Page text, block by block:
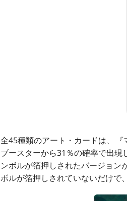
全45種類のアート・カードは、
ブースターから31％の確率で出
ンボルが箔押しされたバージョン
ボルが箔押しされていないだけで